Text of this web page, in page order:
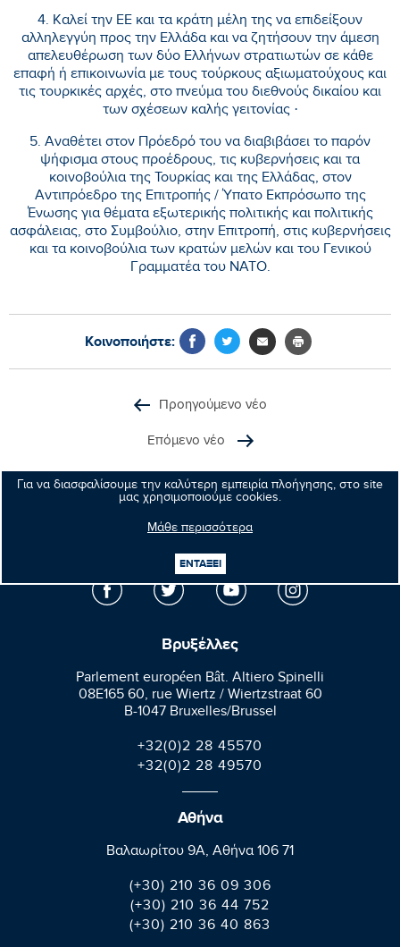
Για να διασφαλίσουμε την καλύτερη εμπειρία πλοήγησης, στο site
μας χρησιμοποιούμε cookies.
Μάθε περισσότερα
ΕΝΤΑΞΕΙ
4. Kαλεί την ΕΕ και τα κράτη μέλη της να επιδείξουν
αλληλεγγύη προς την Ελλάδα και να ζητήσουν την άμεση
απελευθέρωση των δύο Ελλήνων στρατιωτών σε κάθε
επαφή ή επικοινωνία με τους τούρκους αξιωματούχους και
τις τουρκικές αρχές, στο πνεύμα του διεθνούς δικαίου και
των σχέσεων καλής γειτονίας ·
5. Aναθέτει στον Πρόεδρό του να διαβιβάσει το παρόν
ψήφισμα στους προέδρους, τις κυβερνήσεις και τα
κοινοβούλια της Τουρκίας και της Ελλάδας, στον
Αντιπρόεδρο της Επιτροπής / Ύπατο Εκπρόσωπο της
Ένωσης για θέματα εξωτερικής πολιτικής και πολιτικής
ασφάλειας, στο Συμβούλιο, στην Επιτροπή, στις κυβερνήσεις
και τα κοινοβούλια των κρατών μελών και του Γενικού
Γραμματέα του ΝΑΤΟ.
Κοινοποιήστε:
Προηγούμενο νέο
Επόμενο νέο
Μανώλης
Κεφαλογιάννης
Ευρωβουλευτής
Βρυξέλλες
Parlement européen Bât. Altiero Spinelli
08E165 60, rue Wiertz / Wiertzstraat 60
B-1047 Bruxelles/Brussel
+32(0)2 28 45570
+32(0)2 28 49570
Αθήνα
Βαλαωρίτου 9A, Aθήνα 106 71
(+30) 210 36 09 306
(+30) 210 36 44 752
(+30) 210 36 40 863